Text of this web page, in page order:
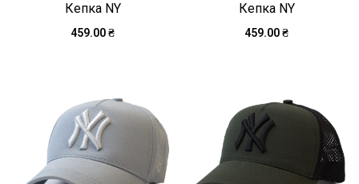
Кепка NY
459.00₴
Кепка NY
459.00₴